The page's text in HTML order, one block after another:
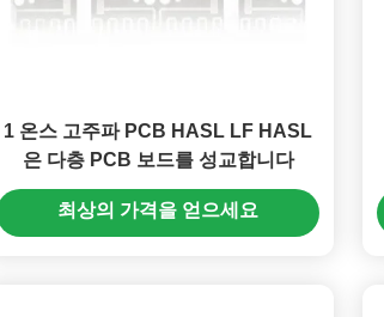
1 온스 고주파 PCB HASL LF HASL
은 다층 PCB 보드를 성교합니다
최상의 가격을 얻으세요